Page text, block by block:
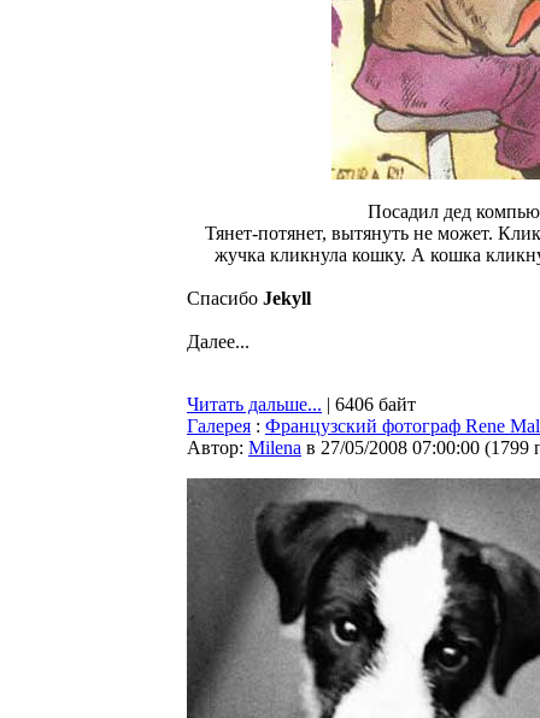
Посадил дед
Тянет-потянет, вытянуть не может.
жучка кликнула кошку. А кошка
Спасибо Jekyll
Далее...
Читать дальше... | 6406 байт
Галерея : Французский фотограф Rene
Автор: Milena в 27/05/2008 07:00:00 (1799